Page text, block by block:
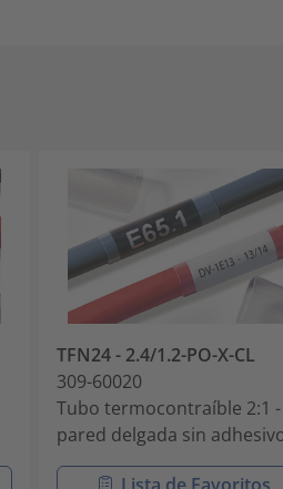
TFN24 - 2.4/1.2-PO-X-CL
309-60020
Tubo termocontraíble 2:1 -
pared delgada sin